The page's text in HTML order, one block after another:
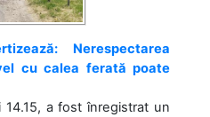
Nerespectarea
cu calea ferată poate
a fost înregistrat un